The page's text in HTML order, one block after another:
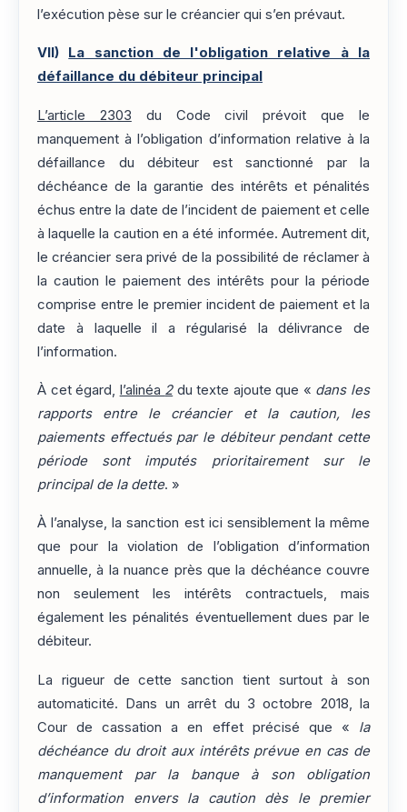
l’exécution pèse sur le créancier qui s’en prévaut.
VII) La sanction de l'obligation relative à la
défaillance du débiteur principal
L’article 2303 du Code civil prévoit que le
manquement à l’obligation d’information relative à la
défaillance du débiteur est sanctionné par la
déchéance de la garantie des intérêts et pénalités
échus entre la date de l’incident de paiement et celle
à laquelle la caution en a été informée. Autrement dit,
le créancier sera privé de la possibilité de réclamer à
la caution le paiement des intérêts pour la période
comprise entre le premier incident de paiement et la
date à laquelle il a régularisé la délivrance de
l’information.
À cet égard, l’alinéa 2du texte ajoute que « dans les
rapports entre le créancier et la caution, les
paiements effectués par le débiteur pendant cette
période sont imputés prioritairement sur le
principal de la dette. »
À l’analyse, la sanction est ici sensiblement la même
que pour la violation de l’obligation d’information
annuelle, à la nuance près que la déchéance couvre
non seulement les intérêts contractuels, mais
également les pénalités éventuellement dues par le
débiteur.
La rigueur de cette sanction tient surtout à son
automaticité. Dans un arrêt du 3 octobre 2018, la
Cour de cassation a en effet précisé que « la
déchéance du droit aux intérêts prévue en cas de
manquement par la banque à son obligation
d’information envers la caution dès le premier